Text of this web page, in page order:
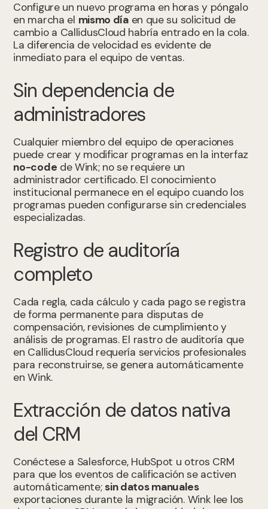
Configure un nuevo programa en horas y póngalo
en marcha el mismo díaen que su solicitud de
cambio a CallidusCloud habría entrado en la cola.
La diferencia de velocidad es evidente de
inmediato para el equipo de ventas.
Sin dependencia de
administradores
Cualquier miembro del equipo de operaciones
puede crear y modificar programas en la interfaz
no-code de Wink; no se requiere un
administrador certificado. El conocimiento
institucional permanece en el equipo cuando los
programas pueden configurarse sin credenciales
especializadas.
Registro de auditoría
completo
Cada regla, cada cálculo y cada pago se registra
de forma permanente para disputas de
compensación, revisiones de cumplimiento y
análisis de programas. El rastro de auditoría que
en CallidusCloud requería servicios profesionales
para reconstruirse, se genera automáticamente
en Wink.
Extracción de datos nativa
del CRM
Conéctese a Salesforce, HubSpot u otros CRM
para que los eventos de calificación se activen
automáticamente;sin datos manuales
exportaciones durante la migración. Wink lee los